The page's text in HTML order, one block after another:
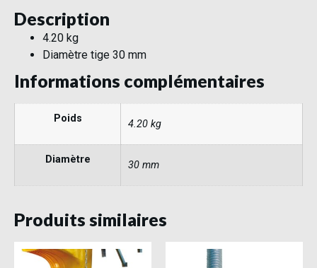
Description
4.20 kg
Diamètre tige 30 mm
Informations complémentaires
Poids 4.20 kg
Diamètre 30 mm
Produits similaires